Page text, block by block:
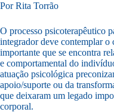
Por Rita Torrão
O processo psicoterapêutico
integrador deve contemplar
importante que se encontra
e comportamental do
atuação psicológica
apoio/suporte ou da
que deixaram um legado
corporal.